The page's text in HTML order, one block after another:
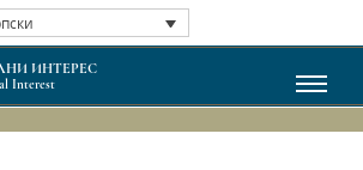
ИНТЕРЕС
Interest